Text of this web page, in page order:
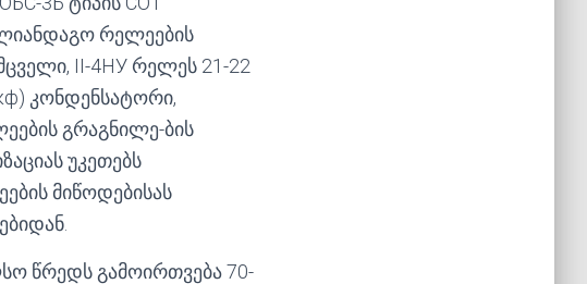
რელეების
II-4НУ რელეს 21-22
კონდენსატორი,
გრაგნილე-ბის
უკეთებს
მიწოდებისას
წრედს გამოირთვება 70-